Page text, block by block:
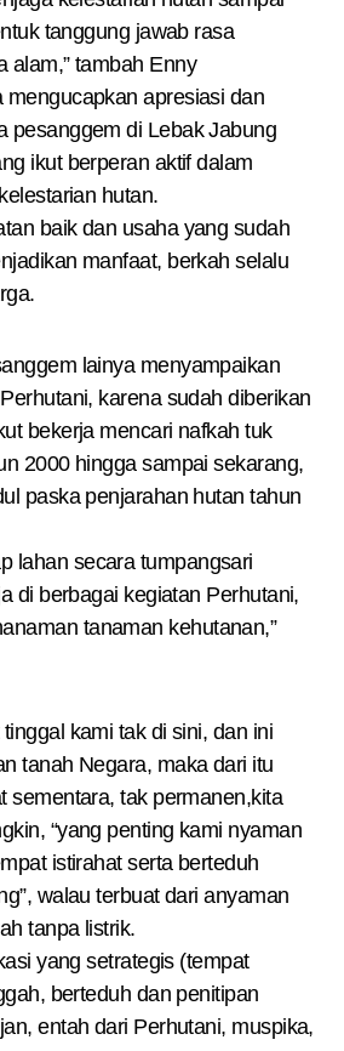
tanggung jawab rasa
alam,” tambah Enny
mengucapkan apresiasi dan
pesanggem di Lebak Jabung
ikut berperan aktif dalam
hutan.
baik dan usaha yang sudah
manfaat, berkah selalu
lainya menyampaikan
karena sudah diberikan
bekerja mencari nafkah tuk
2000 hingga sampai sekarang,
paska penjarahan hutan tahun
lahan secara tumpangsari
di berbagai kegiatan Perhutani,
tanaman kehutanan,”
kami tak di sini, dan ini
tanah Negara, maka dari itu
sementara, tak permanen,kita
“yang penting kami nyaman
istirahat serta berteduh
walau terbuat dari anyaman
tanpa listrik.
yang setrategis (tempat
berteduh dan penitipan
entah dari Perhutani, muspika,